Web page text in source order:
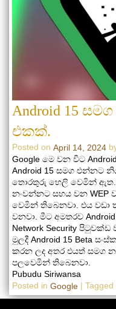
Android 15
එකක්.
Posted on April 14, 2024
Google මෙ වන විට
Android 15 සමග එන්නට
තොරතුරු හෙලි වෙමින් ඇත.
නංවන්නට සහය වන WEP
වෙමින් තිබෙනවා. එය වඩා
වනවා. මීට අමතරව
Network Security
මුලදී Android 15 Beta
කරන ලද අතර එයත් සමග
පලවෙමින් තිබෙනවා.
Pubudu Siriwansa
Posted in Google | Tagged